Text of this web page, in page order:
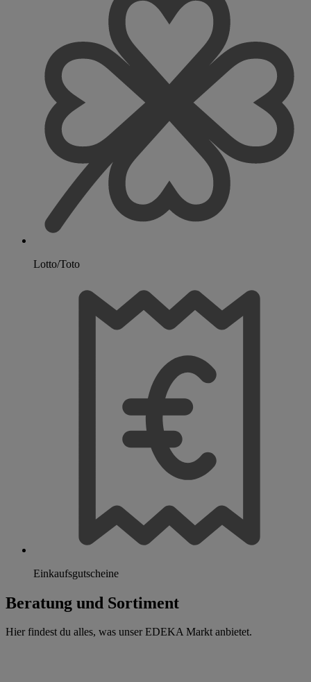
Lotto/Toto
Einkaufsgutscheine
Beratung und Sortiment
Hier findest du alles, was unser EDEKA Markt anbietet.